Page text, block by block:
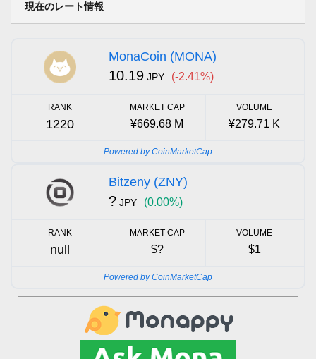
現在のレート情報
MonaCoin (MONA)
10.19 JPY (-2.41%)
RANK
1220
MARKET CAP
¥669.68 M
VOLUME
¥279.71 K
Powered by CoinMarketCap
Bitzeny (ZNY)
? JPY (0.00%)
RANK
null
MARKET CAP
$?
VOLUME
$1
Powered by CoinMarketCap